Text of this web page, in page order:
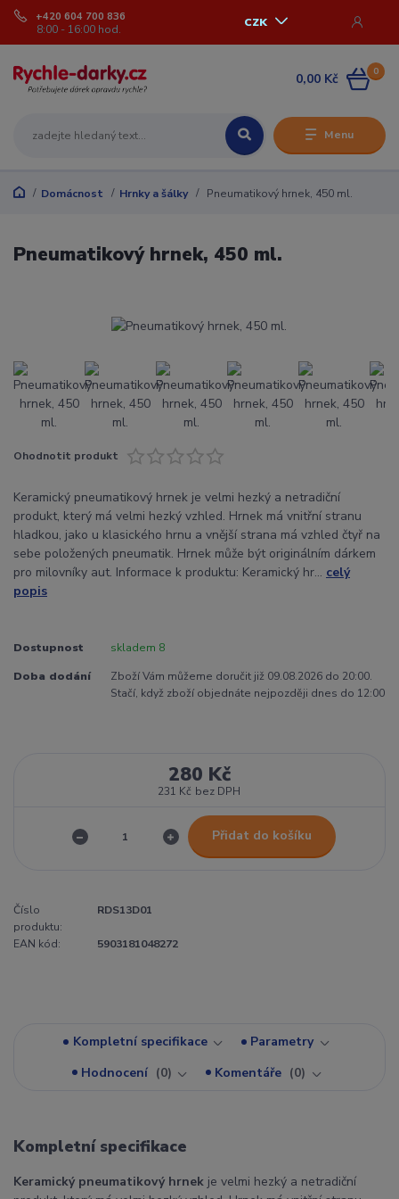
Menu
CZK
+420 604 700 836
8:00 - 16:00 hod.
0
0,00 Kč
Domácnost Hrnky a šálky Pneumatikový hrnek, 450 ml.
Pneumatikový hrnek, 450 ml.
Ohodnotit produkt
Keramický pneumatikový hrnek je velmi hezký a netradiční
produkt, který má velmi hezký vzhled. Hrnek má vnitřní stranu
hladkou, jako u klasického hrnu a vnější strana má vzhled čtyř na
sebe položených pneumatik. Hrnek může být originálním dárkem
pro milovníky aut. Informace k produktu: Keramický hr... celý
popis
Dostupnost skladem 8
Doba dodání
Zboží Vám můžeme doručit již 09.08.2026 do 20:00.
Stačí, když zboží objednáte nejpozději dnes do 12:00
280 Kč
231 Kč bez DPH
Přidat do košíku
Číslo
produktu:
RDS13D01
EAN kód: 5903181048272
Kompletní specifikace
Parametry
Hodnocení
0 Komentáře 0
Kompletní specifikace
Keramický pneumatikový hrnek je velmi hezký a netradiční